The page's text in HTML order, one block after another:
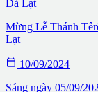
Mừng Lễ Thánh
Lạt
 10/09/2024
Sáng ngày 05/09/